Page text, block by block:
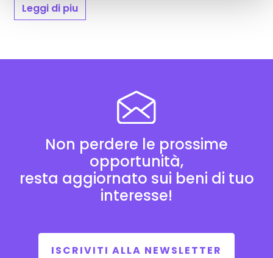
Leggi di piu
Non perdere le prossime
opportunità,
resta aggiornato sui beni di tuo
interesse!
ISCRIVITI ALLA NEWSLETTER